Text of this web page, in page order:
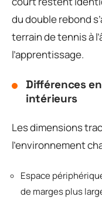
du double rebond
terrain de tennis à
l’apprentissage.
Différences
intérieurs
Les dimensions
l’environnement
Espace
de marges plus